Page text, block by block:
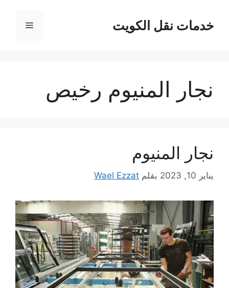
المحتوىخدمات نقل الكويت القائمة
نجار المنيوم رخيص
نجار المنيوم
يناير 10, 2023 بقلم Wael Ezzat